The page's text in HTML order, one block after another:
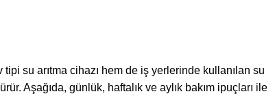
su arıtma cihazı hem de iş yerlerinde kullanılan su
Aşağıda, günlük, haftalık ve aylık bakım ipuçları ile